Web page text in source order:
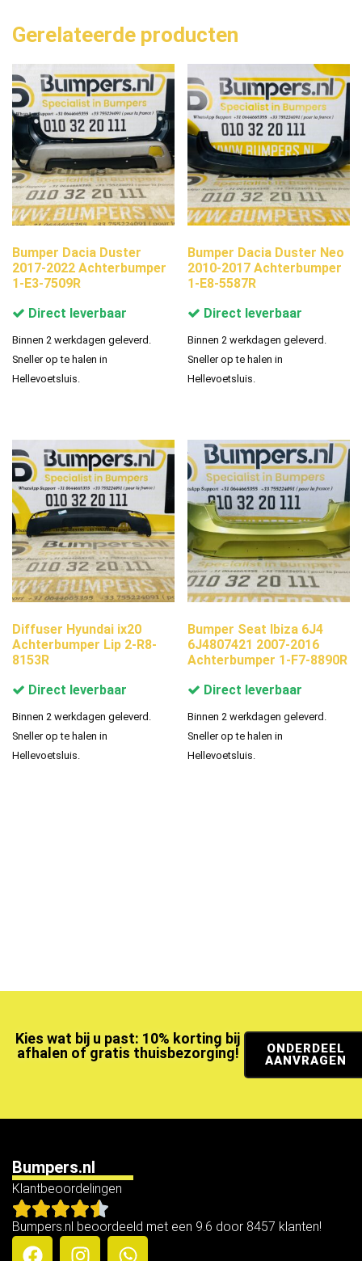
Gerelateerde producten
Bumper Dacia Duster
2017-2022 Achterbumper
1-E3-7509R
Direct leverbaar
Binnen 2 werkdagen geleverd.
Sneller op te halen in
Hellevoetsluis.
Bumper Dacia Duster Neo
2010-2017 Achterbumper
1-E8-5587R
Direct leverbaar
Binnen 2 werkdagen geleverd.
Sneller op te halen in
Hellevoetsluis.
Diffuser Hyundai ix20
Achterbumper Lip 2-R8-
8153R
Direct leverbaar
Binnen 2 werkdagen geleverd.
Sneller op te halen in
Hellevoetsluis.
Bumper Seat Ibiza 6J4
6J4807421 2007-2016
Achterbumper 1-F7-8890R
Direct leverbaar
Binnen 2 werkdagen geleverd.
Sneller op te halen in
Hellevoetsluis.
Kies wat bij u past: 10% korting bij
afhalen of gratis thuisbezorging!
ONDERDEEL
AANVRAGEN
Bumpers.nl
Klantbeoordelingen
Bumpers.nl beoordeeld met een 9.6 door 8457 klanten!